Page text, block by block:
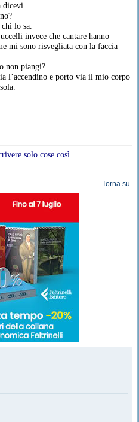
dicevi.
lo sa.
invece che cantare hanno
mi sono risvegliata con la faccia
non piangi?
l’accendino e porto via il mio corpo
solo cose così
Torna su